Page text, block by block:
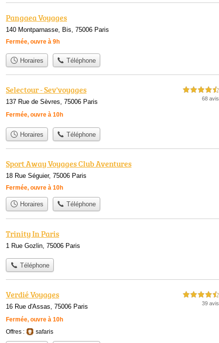
Pangaea Voyages
140 Montparnasse, Bis, 75006 Paris
Fermée, ouvre à 9h
Horaires Téléphone
Selectour - Sev'voyages
137 Rue de Sèvres, 75006 Paris
Fermée, ouvre à 10h
4,5 étoiles sur 5
68 avis
Horaires Téléphone
Sport Away Voyages Club Aventures
18 Rue Séguier, 75006 Paris
Fermée, ouvre à 10h
Horaires Téléphone
Trinity In Paris
1 Rue Gozlin, 75006 Paris
Téléphone
Verdié Voyages
16 Rue d'Assas, 75006 Paris
Fermée, ouvre à 10h
4,5 étoiles sur 5
39 avis
Offres : safaris